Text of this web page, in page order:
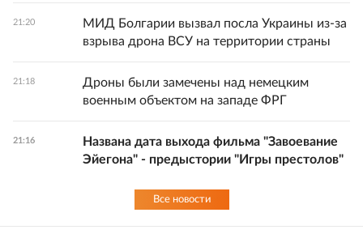
21:20
МИД Болгарии вызвал посла Украины из-за
взрыва дрона ВСУ на территории страны
21:18
Дроны были замечены над немецким
военным объектом на западе ФРГ
21:16
Названа дата выхода фильма "Завоевание
Эйегона" - предыстории "Игры престолов"
Все новости